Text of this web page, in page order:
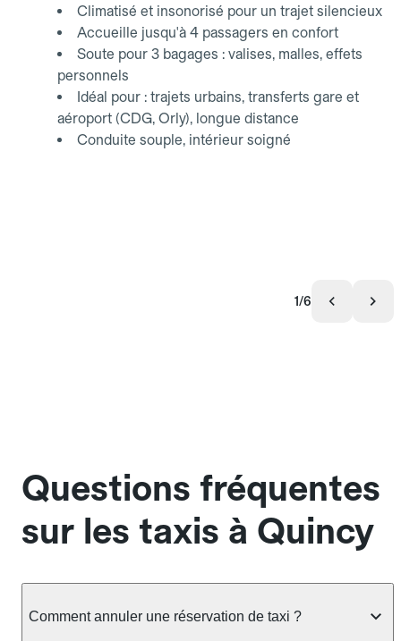
Climatisé et insonorisé pour un trajet silencieux
Accueille jusqu'à 4 passagers en confort
Soute pour 3 bagages : valises, malles, effets
personnels
Idéal pour : trajets urbains, transferts gare et
aéroport (CDG, Orly), longue distance
Conduite souple, intérieur soigné
1/6
Questions fréquentes
sur les taxis à Quincy
Comment annuler une réservation de taxi ?